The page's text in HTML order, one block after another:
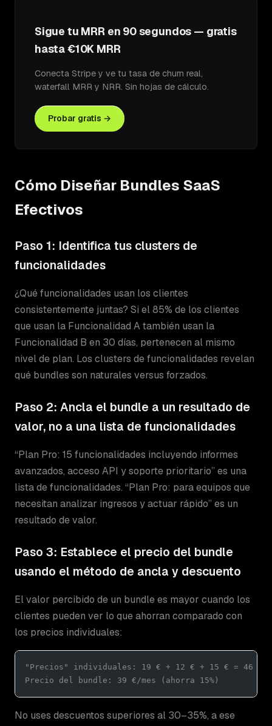
Sigue tu MRR en 90 segundos — gratis
hasta €10K MRR
Conecta Stripe y ve tu tasa de churn real,
waterfall MRR y NRR. Sin hojas de cálculo.
Probar gratis →
Cómo Diseñar Bundles SaaS
Efectivos
Paso 1: Identifica tus clusters de
funcionalidades
¿Qué funcionalidades usan los clientes
consistentemente juntas? Si el 85% de los clientes
que usan la Funcionalidad A también usan la
Funcionalidad B en 30 días, pertenecen al mismo
nivel de plan. Los clusters de funcionalidades revelan
qué bundles son naturales versus forzados.
Paso 2: Ancla el bundle a un resultado de
valor, no a una lista de funcionalidades
“Plan Pro: 15 funcionalidades incluyendo informes
avanzados, acceso API y soporte prioritario” es una
lista de funcionalidades. “Plan Pro: para equipos que
necesitan analizar ingresos y actuar rápido” es un
resultado de valor.
Paso 3: Establece el precio del bundle
usando el método de ancla y descuento
El valor percibido de un bundle es mayor cuando los
clientes pueden ver lo que ahorran comparado con
los precios individuales:
"Precios" individuales: 19 € + 12 € + 15 € = 46 €/
Precio del bundle: 39 €/mes (ahorra 15%)
No uses descuentos superiores al 30–35%, a ese